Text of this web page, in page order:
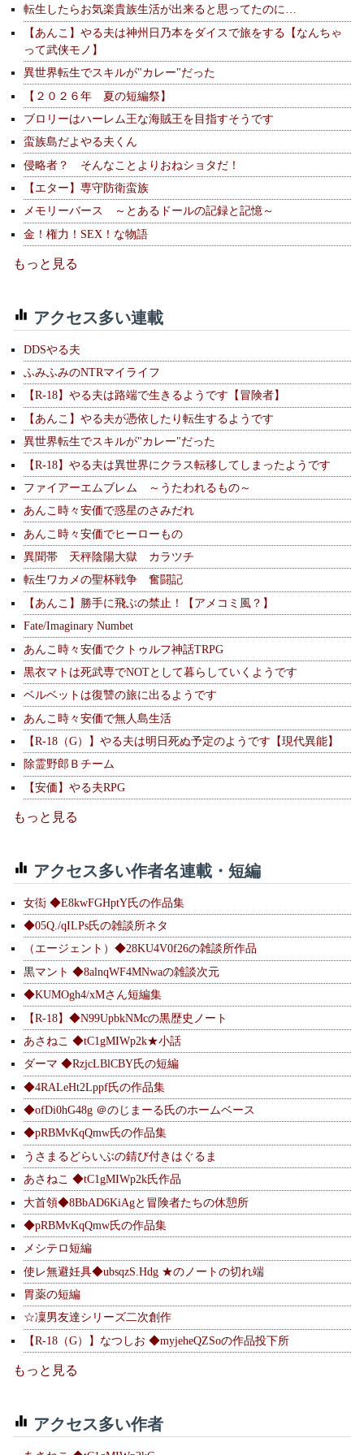
転生したらお気楽貴族生活が出来ると思ってたのに…
【あんこ】やる夫は神州日乃本をダイスで旅をする【なんちゃ
って武侠モノ】
異世界転生でスキルが"カレー"だった
【２０２６年 夏の短編祭】
ブロリーはハーレム王な海賊王を目指すそうです
蛮族島だよやる夫くん
侵略者？ そんなことよりおねショタだ！
【エター】専守防衛蛮族
メモリーバース ～とあるドールの記録と記憶～
金！権力！SEX！な物語
もっと見る
アクセス多い連載
DDSやる夫
ふみふみのNTRマイライフ
【R-18】やる夫は路端で生きるようです【冒険者】
【あんこ】やる夫が憑依したり転生するようです
異世界転生でスキルが"カレー"だった
【R-18】やる夫は異世界にクラス転移してしまったようです
ファイアーエムブレム ～うたわれるもの～
あんこ時々安価で惑星のさみだれ
あんこ時々安価でヒーローもの
異聞帯 天秤陰陽大獄 カラツチ
転生ワカメの聖杯戦争 奮闘記
【あんこ】勝手に飛ぶの禁止！【アメコミ風？】
Fate/Imaginary Numbet
あんこ時々安価でクトゥルフ神話TRPG
黒衣マトは死武専でNOTとして暮らしていくようです
ベルベットは復讐の旅に出るようです
あんこ時々安価で無人島生活
【R-18（G）】やる夫は明日死ぬ予定のようです【現代異能】
除霊野郎Ｂチーム
【安価】やる夫RPG
もっと見る
アクセス多い作者名連載・短編
女衒 ◆E8kwFGHptY氏の作品集
◆05Q./qILPs氏の雑談所ネタ
（エージェント）◆28KU4V0f26の雑談所作品
黒マント ◆8alnqWF4MNwaの雑談次元
◆KUMOgh4/xMさん短編集
【R-18】◆N99UpbkNMcの黒歴史ノート
あさねこ ◆tC1gMIWp2k★小話
ダーマ ◆RzjcLBlCBY氏の短編
◆4RALeHt2Lppf氏の作品集
◆ofDi0hG48g ＠のじまーる氏のホームベース
◆pRBMvKqQmw氏の作品集
うさまるどらいぶの錆び付きはぐるま
あさねこ ◆tC1gMIWp2k氏作品
大首領◆8BbAD6KiAgと冒険者たちの休憩所
◆pRBMvKqQmw氏の作品集
メシテロ短編
使レ無避妊具◆ubsqzS.Hdg ★のノートの切れ端
胃薬の短編
☆凜男友達シリーズ二次創作
【R-18（G）】なつしお ◆myjeheQZSoの作品投下所
もっと見る
アクセス多い作者